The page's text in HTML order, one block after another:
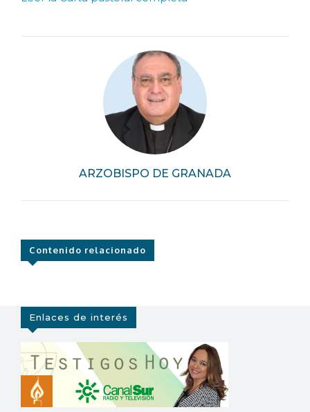
ARZOBISPO DE GRANADA
Contenido relacionado
Enlaces de interés